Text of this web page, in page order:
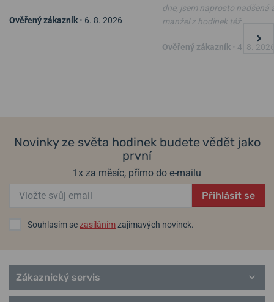
Ověřený zákazník • 6. 8. 2026
dne, jsem naprosto nadšená
manžel z hodinek též
Ověřený zákazník 4. 8.
Novinky ze světa hodinek budete vědět jako
první
1x za měsíc, přímo do e-mailu
Přihlásit se
Souhlasím sezasílánímzajímavých novinek.
Zákaznický servis